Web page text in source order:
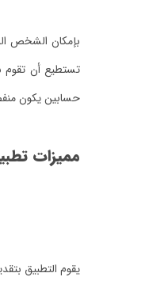
بإمكان الشخص
تستطيع أن تقوم
حسابين يكون
مميزات
يقوم التطبيق